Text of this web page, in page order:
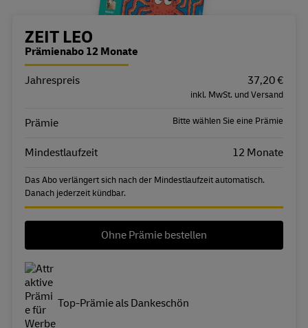
Bestellübersicht
ZEIT LEO
Prämienabo 12 Monate
Eigenschaft
Jahrespreis 37,20 €
inkl. MwSt. und Versand
Prämie Bitte wählen Sie eine Prämie
Mindestlaufzeit 12 Monate
Das Abo verlängert sich nach der Mindestlaufzeit automatisch.
Danach jederzeit kündbar.
Ohne Prämie bestellen
Top-Prämie als Dankeschön